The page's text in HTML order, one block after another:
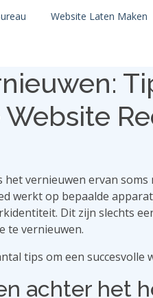
Website Laten Maken
het vernieuwen ervan
werkt op bepaalde
Dit zijn slechts
te vernieuwen.
tips om een ​​succesvolle
achter het